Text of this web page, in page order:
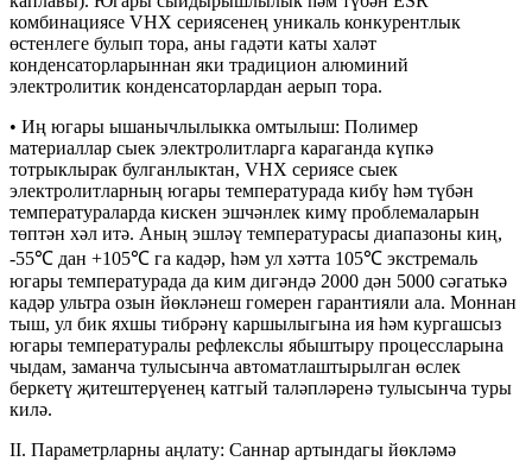
комбинациясе VHX сериясенең уникаль конкурентлык
өстенлеге булып тора, аны гадәти каты халәт
конденсаторларыннан яки традицион алюминий
электролитик конденсаторлардан аерып тора.
• Иң югары ышанычлылыкка омтылыш: Полимер
материаллар сыек электролитларга караганда күпкә
тотрыклырак булганлыктан, VHX сериясе сыек
электролитларның югары температурада кибү һәм түбән
температураларда кискен эшчәнлек кимү проблемаларын
төптән хәл итә. Аның эшләү температурасы диапазоны киң,
-55℃ дан +105℃ га кадәр, һәм ул хәтта 105℃ экстремаль
югары температурада да ким дигәндә 2000 дән 5000 сәгатькә
кадәр ультра озын йөкләнеш гомерен гарантияли ала. Моннан
тыш, ул бик яхшы тибрәнү каршылыгына ия һәм кургашсыз
югары температуралы рефлекслы ябыштыру процессларына
чыдам, заманча тулысынча автоматлаштырылган өслек
беркетү җитештерүенең катгый таләпләренә тулысынча туры
килә.
II. Параметрларны аңлату: Саннар артындагы йөкләмә